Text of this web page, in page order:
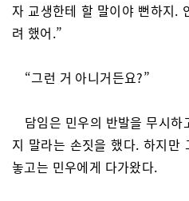
자 교생한테 할 말이야 뻔하지.
려 했어.”
“그런 거 아니거든요?”
담임은 민우의 반발을 무시
지 말라는 손짓을 했다. 하지만
놓고는 민우에게 다가왔다.